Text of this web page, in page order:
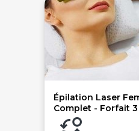
Épilation Laser
Complet - Forfait
Paiement sécurisé